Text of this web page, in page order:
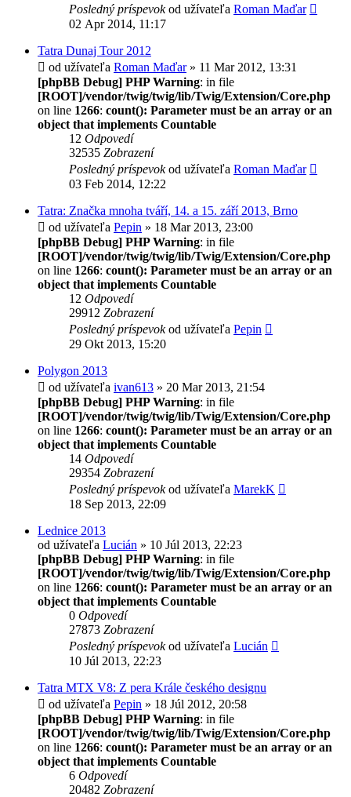
Posledný príspevokod užívateľa Roman Maďar
02 Apr 2014, 11:17
Tatra Dunaj Tour 2012
od užívateľa Roman Maďar» 11 Mar 2012, 13:31
[phpBB Debug] PHP Warning: in file
[ROOT]/vendor/twig/twig/lib/Twig/Extension/Core.php
on line 1266: count(): Parameter must be an array or an
object that implements Countable
12 Odpovedí
32535 Zobrazení
Posledný príspevokod užívateľa Roman Maďar
03 Feb 2014, 12:22
Tatra: Značka mnoha tváří, 14. a 15. září 2013, Brno
od užívateľa Pepin » 18 Mar 2013, 23:00
[phpBB Debug] PHP Warning: in file
[ROOT]/vendor/twig/twig/lib/Twig/Extension/Core.php
on line 1266: count(): Parameter must be an array or an
object that implements Countable
12 Odpovedí
29912 Zobrazení
Posledný príspevokod užívateľa Pepin
29 Okt 2013, 15:20
Polygon 2013
od užívateľa ivan613 » 20 Mar 2013, 21:54
[phpBB Debug] PHP Warning: in file
[ROOT]/vendor/twig/twig/lib/Twig/Extension/Core.php
on line 1266: count(): Parameter must be an array or an
object that implements Countable
14 Odpovedí
29354 Zobrazení
Posledný príspevokod užívateľa MarekK
18 Sep 2013, 22:09
Lednice 2013
od užívateľa Lucián » 10 Júl 2013, 22:23
[phpBB Debug] PHP Warning: in file
[ROOT]/vendor/twig/twig/lib/Twig/Extension/Core.php
on line 1266: count(): Parameter must be an array or an
object that implements Countable
0 Odpovedí
27873 Zobrazení
Posledný príspevokod užívateľa Lucián
10 Júl 2013, 22:23
Tatra MTX V8: Z pera Krále českého designu
od užívateľa Pepin » 18 Júl 2012, 20:58
[phpBB Debug] PHP Warning: in file
[ROOT]/vendor/twig/twig/lib/Twig/Extension/Core.php
on line 1266: count(): Parameter must be an array or an
object that implements Countable
6 Odpovedí
20482 Zobrazení